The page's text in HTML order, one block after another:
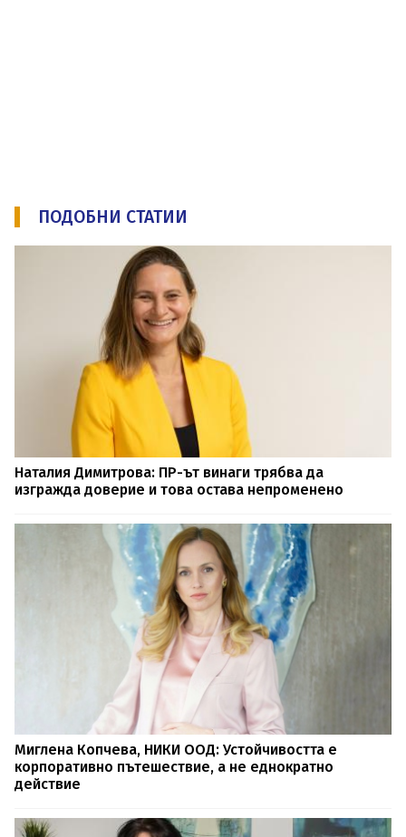
ПОДОБНИ СТАТИИ
Наталия Димитрова: ПР-ът винаги трябва да
изгражда доверие и това остава непроменено
Миглена Копчева, НИКИ ООД: Устойчивостта е
корпоративно пътешествие, а не еднократно
действие